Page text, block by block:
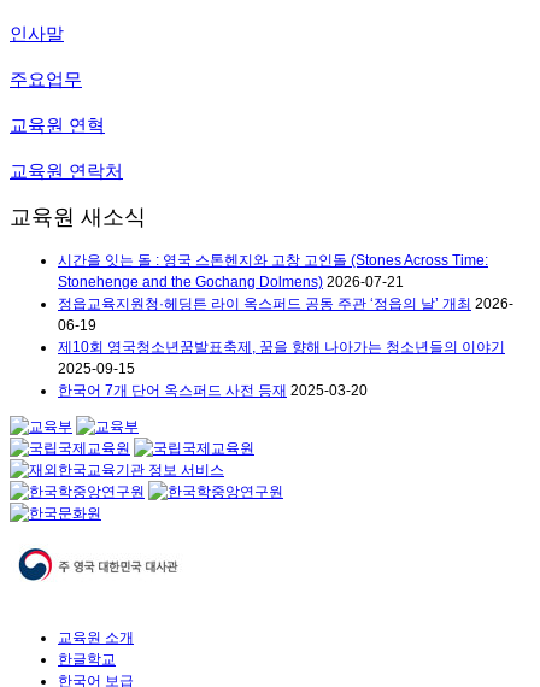
인사말
주요업무
교육원 연혁
교육원 연락처
교육원 새소식
시간을 잇는 돌 : 영국 스톤헨지와 고창 고인돌 (Stones Across Time:
Stonehenge and the Gochang Dolmens) 2026-07-21
정읍교육지원청·헤딩튼 라이 옥스퍼드 공동 주관 ‘정읍의 날’ 개최 2026-
06-19
제10회 영국청소년꿈발표축제, 꿈을 향해 나아가는 청소년들의 이야기
2025-09-15
한국어 7개 단어 옥스퍼드 사전 등재 2025-03-20
교육원 소개
한글학교
한국어 보급